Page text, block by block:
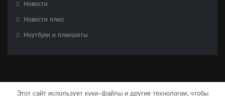
Новости
Новости плюс
Ноутбуки и планшеты
Этот сайт использует куки-файлы и другие технологии, чтобы